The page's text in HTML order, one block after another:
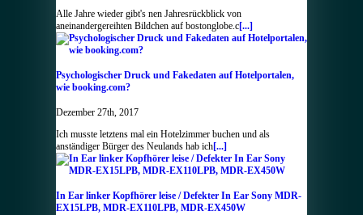
Alle Jahre wieder gibt's nen Jahresrückblick von
aneinandergereihten Bildchen auf bostonglobe.c[...]
Psychologischer Druck und Fakedaten auf Hotelportalen,
wie booking.com?
Dezember 27th, 2017
Ich musste letztens mal ein Hotelzimmer buchen und als
anständiger Bürger des Neulands hab ich[...]
In Ear linker Kopfhörer leise / Defekter In Ear Sony MDR-
EX15LPB, MDR-EX110LPB, MDR-EX450W